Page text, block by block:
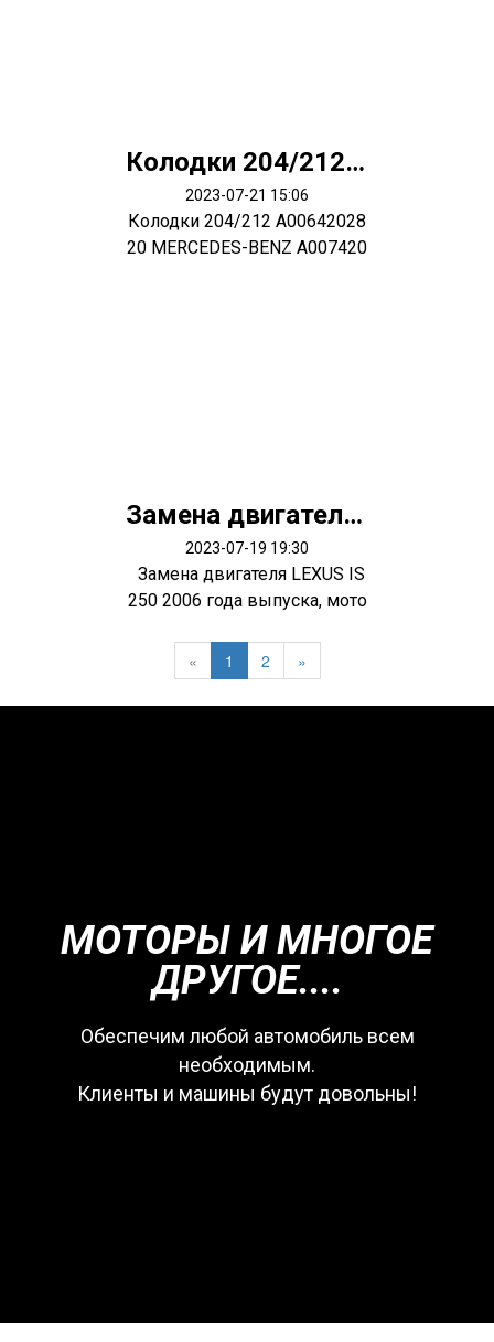
Колодки 204/212 A0064202820 MERCEDES-BENZ A0074207520
2023-07-21 15:06
Колодки 204/212 A00642028
20 MERCEDES-BENZ A007420
Замена двигателя LEXUS IS250
2023-07-19 19:30
Замена двигателя LEXUS IS
250 2006 года выпуска, мото
« 1 2 »
МОТОРЫ И МНОГОЕ
ДРУГОЕ....
Обеспечим любой автомобиль всем
необходимым.
Клиенты и машины будут довольны!